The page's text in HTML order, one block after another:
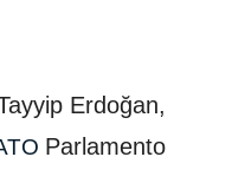
Erdoğan,
Parlamento